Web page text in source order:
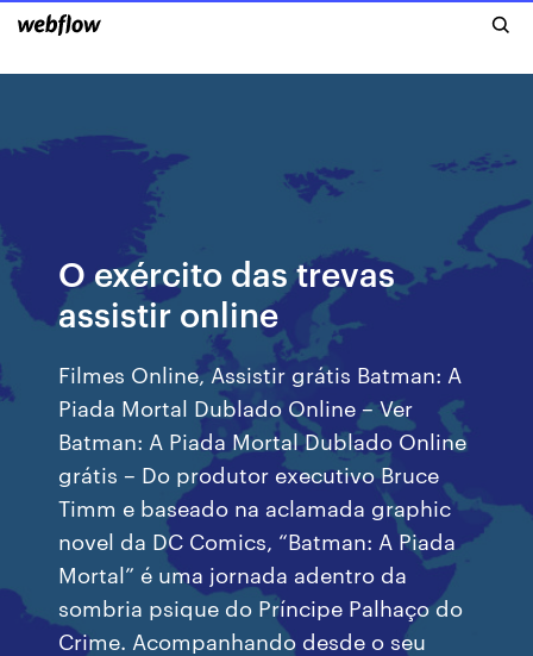
O exército das trevas
assistir online
Filmes Online, Assistir grátis Batman: A
Piada Mortal Dublado Online – Ver
Batman: A Piada Mortal Dublado Online
grátis – Do produtor executivo Bruce
Timm e baseado na aclamada graphic
novel da DC Comics, “Batman: A Piada
Mortal” é uma jornada adentro da
sombria psique do Príncipe Palhaço do
Crime. Acompanhando desde o seu